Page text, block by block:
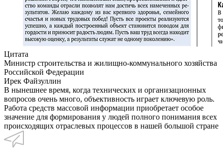
Цитата
Министр строительства и жилищно-коммунального хозяйства
Российской Федерации
Ирек Файзуллин
В нынешнее время, когда технических и организационных
вопросов очень много, объективность играет ключевую роль.
Работа средств массовой информации приобретает особое
значение для формирования у людей полного понимания всех
происходящих отраслевых процессов в нашей большой стране